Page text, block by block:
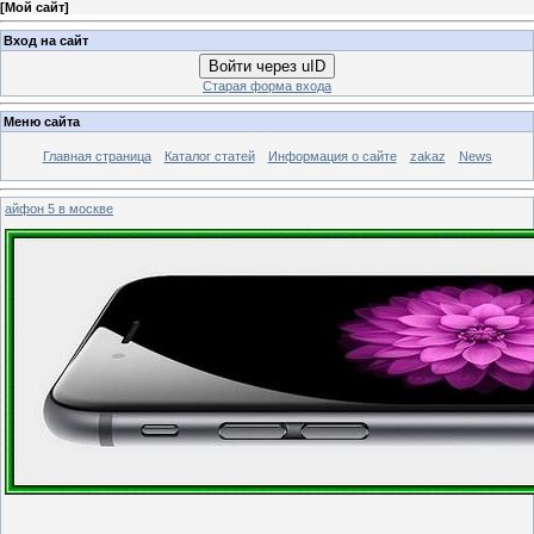
[Мой сайт]
Вход на сайт
Войти через uID
Старая форма входа
Меню сайта
Главная страница Каталог статей Информация о сайте zakaz News
айфон 5 в москве